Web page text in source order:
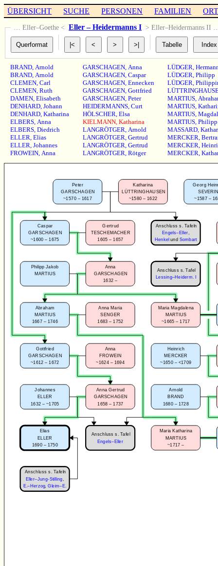
ÜBERSICHT SUCHE PERSONEN FAMILIEN
… Eller–Goethe < Eller – Heidermanns I > Eller–Heidermanns II
BRAND,Arnold
BRAND,Arnold
CLEMEN,Carl
CLEMEN,Ruth
DAMEN,Elisabeth
DENHARD,Johann
DENHARD,Katharina
ELBERS,Anna
ELBERS,Diedrich
ELLER,Elias
ELLER,Johannes
FROWEIN,Anna
GARSCHAGEN, Anna
GARSCHAGEN, Caspar
GARSCHAGEN, Ennecken
GARSCHAGEN, Gottfried
GARSCHAGEN, Peter
HEIDERMANNS, Curt
HÖLSCHER, Elsa
KIELMANN, Katharina
LANGRÖTGER, Arnold
LANGRÖTGER, Gertrud
LANGRÖTGER, Gertrud
LANGRÖTGER, Rötger
LÜDGER,
LÜDGER, Philipp
LÜDGER,
MARTIUS,
MARTIUS,
MARTIUS,
MARTIUS, Philipp
MASSARD,
MERCKER,
MERCKER,
MERCKER,
Elias
ELLER
1690 – 1750
Anna Gertrud
GARSCHAGEN
1658 – 1737
Johannes
ELLER
1632 – ~1705
Gottfried
GARSCHAGEN
~1612 – 1672
Anna
FROWEIN
~1624 – 1694
Anschluss s. Tafel
Engels–Eller
Anschluss s. Tafeln
Engels–Eller,
Henkel und Sombart
Peter
GARSCHAGEN
~1570 – 1617
Katharina
LÜTTRINGHAUSEN
~1580 – 1622
Philipp Jakob
MARTIUS
Anna
GARSCHAGEN
1632 –
Caspar
GARSCHAGEN
~1600 – 1675
Gertrud
TESCHEMACHER
1605 – 1657
Maria Magdalena
MARTIUS
~1665 – 1717
Abraham
MARTIUS
1667 – 1746
Anna Maria
SENGER
1683 – 1752
Maria Katharina
MARTIUS
~1717 –
Arnold
BRAND
1680 – 1728
Heinrich
MERCKER
~1650 – <1709
Anschluss s. Tafel
Lessing–Heiderm. I
Georg
~1587 –
Anschluss s. Tafeln
Eller–Jung-Stilling
E.–Herzog, Gleim–E.